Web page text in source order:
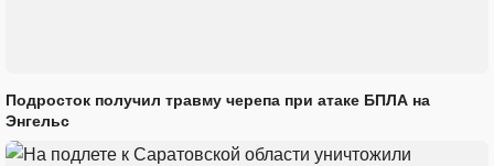
Подросток получил травму черепа при атаке БПЛА на
Энгельс